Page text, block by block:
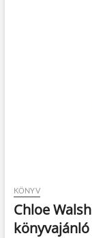
KÖNYV
Chloe
könyvajánló